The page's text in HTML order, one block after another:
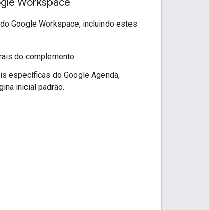
Google Workspace, incluindo estes
do complemento.
específicas do Google Agenda,
inicial padrão.